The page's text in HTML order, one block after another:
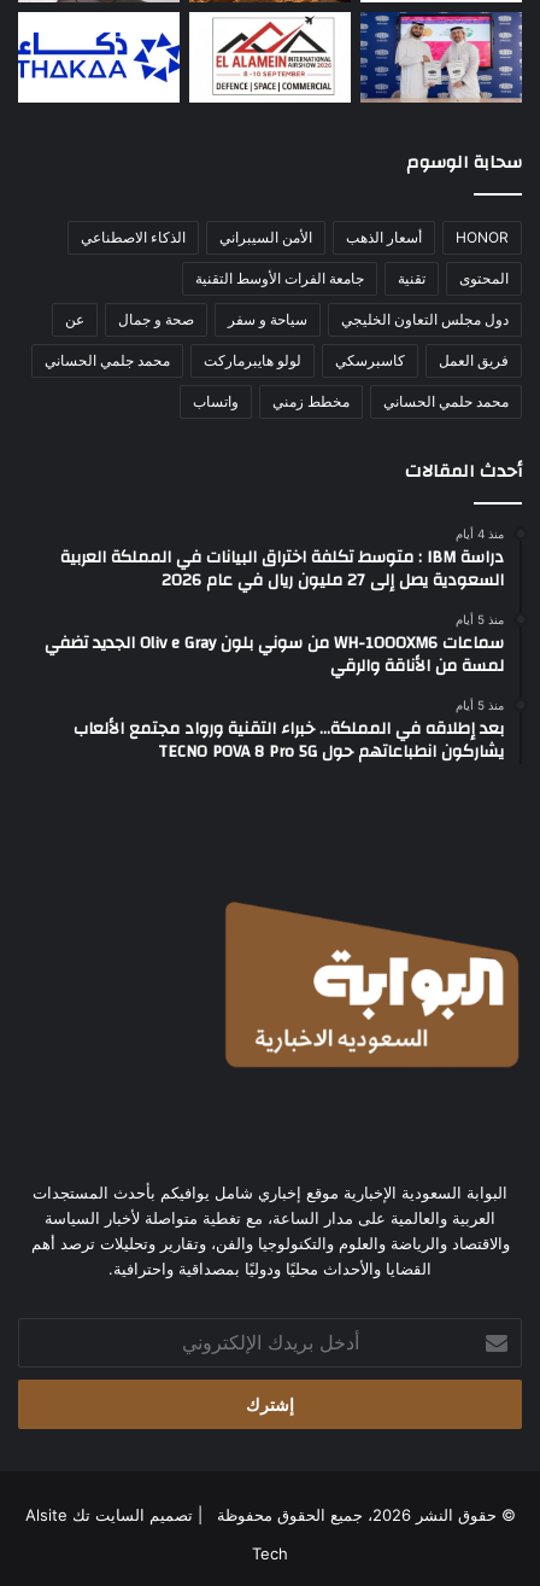
سحابة الوسوم
HONOR أسعار الذهب الأمن السيبراني الذكاء الاصطناعي
المحتوى تقنية جامعة الفرات الأوسط التقنية
دول مجلس التعاون الخليجي سياحة و سفر صحة و جمال عن
فريق العمل كاسبرسكي لولو هايبرماركت محمد جلمي الحساني
محمد حلمي الحساني مخطط زمني واتساب
أحدث المقالات
منذ 4 أيام
دراسة IBM : متوسط تكلفة اختراق البيانات في المملكة العربية
السعودية يصل إلى 27 مليون ريال في عام 2026
منذ 5 أيام
سماعات WH-1000XM6 من سوني بلون Oliv e Gray الجديد تضفي
لمسة من الأناقة والرقي
منذ 5 أيام
بعد إطلاقه في المملكة… خبراء التقنية ورواد مجتمع الألعاب
يشاركون انطباعاتهم حول TECNO POVA 8 Pro 5G
البوابة السعودية الإخبارية موقع إخباري شامل يوافيكم بأحدث المستجدات
العربية والعالمية على مدار الساعة، مع تغطية متواصلة لأخبار السياسة
والاقتصاد والرياضة والعلوم والتكنولوجيا والفن، وتقارير وتحليلات ترصد أهم
القضايا والأحداث محليًا ودوليًا بمصداقية واحترافية.
بريدك
الإلكتروني
© حقوق النشر 2026، جميع الحقوق محفوظة | تصميم
السايت تك Alsite
Tech